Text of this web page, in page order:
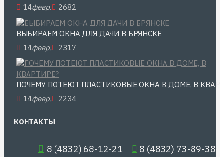
14февр. 2682
ВЫБИРАЕМ ОКНА ДЛЯ ДАЧИ В БРЯНСКЕ
14февр. 2317
ПОЧЕМУ ПОТЕЮТ ПЛАСТИКОВЫЕ ОКНА В ДОМЕ, В
14февр. 2234
КОНТАКТЫ
8 (4832) 68-12-21 8 (4832) 73-89-38